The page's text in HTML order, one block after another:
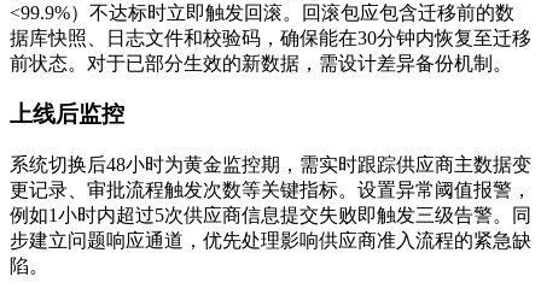
<99.9%）不达标时立即触发回滚。回滚包应包含迁移前的数
据库快照、日志文件和校验码，确保能在30分钟内恢复至迁移
前状态。对于已部分生效的新数据，需设计差异备份机制。
上线后监控
系统切换后48小时为黄金监控期，需实时跟踪供应商主数据变
更记录、审批流程触发次数等关键指标。设置异常阈值报警，
例如1小时内超过5次供应商信息提交失败即触发三级告警。同
步建立问题响应通道，优先处理影响供应商准入流程的紧急缺
陷。